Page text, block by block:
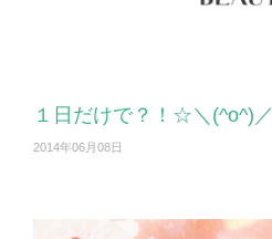
１日だけで？！☆＼(^o^)／
2014年06月08日